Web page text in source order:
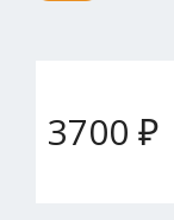
3700 ₽